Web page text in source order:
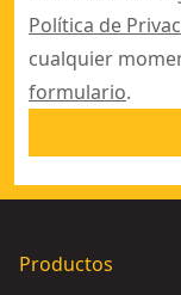
Política de
cualquier
formulario.
Productos